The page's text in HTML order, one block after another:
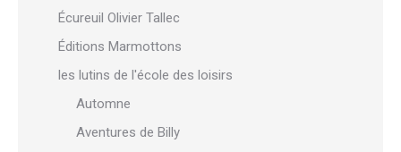
Écureuil Olivier Tallec
Éditions Marmottons
les lutins de l'école des loisirs
Automne
Aventures de Billy